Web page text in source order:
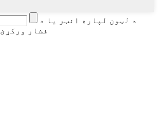
د لټون لپاره انټر یا د
تړلو لپاره ESC فشار ورکړئ